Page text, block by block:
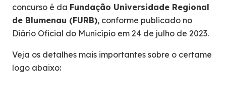
concurso é da Fundação Universidade Regional
de Blumenau (FURB), conforme publicado no
Diário Oficial do Município em 24 de julho de 2023.
Veja os detalhes mais importantes sobre o certame
logo abaixo: